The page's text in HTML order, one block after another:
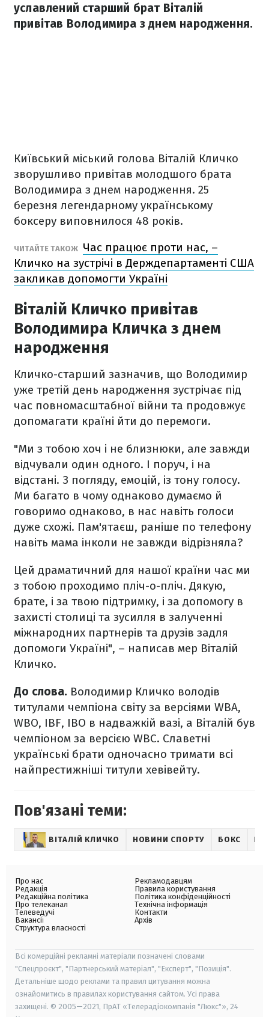
уславлений старший брат Віталій
привітав Володимира з днем народження.
Київський міський голова Віталій Кличко
зворушливо привітав молодшого брата
Володимира з днем народження. 25
березня легендарному українському
боксеру виповнилося 48 років.
ЧИТАЙТЕ ТАКОЖ Час працює проти нас, –
Кличко на зустрічі в Держдепартаменті США
закликав допомогти Україні
Віталій Кличко привітав
Володимира Кличка з днем
народження
Кличко-старший зазначив, що Володимир
уже третій день народження зустрічає під
час повномасштабної війни та продовжує
допомагати країні йти до перемоги.
"Ми з тобою хоч і не близнюки, але завжди
відчували один одного. І поруч, і на
відстані. З погляду, емоцій, із тону голосу.
Ми багато в чому однаково думаємо й
говоримо однаково, в нас навіть голоси
дуже схожі. Пам'ятаєш, раніше по телефону
навіть мама інколи не завжди відрізняла?
Цей драматичний для нашої країни час ми
з тобою проходимо пліч-о-пліч. Дякую,
брате, і за твою підтримку, і за допомогу в
захисті столиці та зусилля в залученні
міжнародних партнерів та друзів задля
допомоги Україні", – написав мер Віталій
Кличко.
До слова. Володимир Кличко володів
титулами чемпіона світу за версіями WBA,
WBO, IBF, IBO в надважкій вазі, а Віталій був
чемпіоном за версією WBC. Славетні
українські брати одночасно тримати всі
найпрестижніші титули хевівейту.
Пов'язані теми:
ВІТАЛІЙ КЛИЧКО НОВИНИ СПОРТУ БОКС
Про нас
Редакція
Редакційна політика
Про телеканал
Телеведучі
Вакансії
Структура власності
Рекламодавцям
Правила користування
Політика конфіденційності
Технічна інформація
Контакти
Архів
Всі комерційні рекламні матеріали позначені словами
"Спецпроєкт", "Партнерський матеріал", "Експерт", "Позиція".
Детальніше щодо реклами та правил цитування можна
ознайомитись в правилах користування сайтом. Усі права
захищені. © 2005—2021, ПрАТ «Телерадіокомпанія "Люкс"», 24